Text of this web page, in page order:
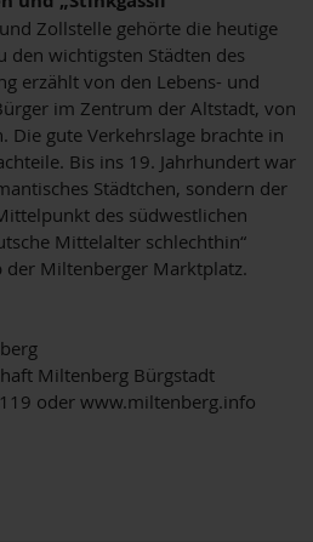
Zollstelle gehörte die heutige
wichtigsten Städten des
erzählt von den Lebens- und
im Zentrum der Altstadt, von
Die gute Verkehrslage brachte in
Bis ins 19. Jahrhundert war
Städtchen, sondern der
des südwestlichen
Mittelalter schlechthin“
der Miltenberger Marktplatz.
Miltenberg Bürgstadt
oder www.miltenberg.info